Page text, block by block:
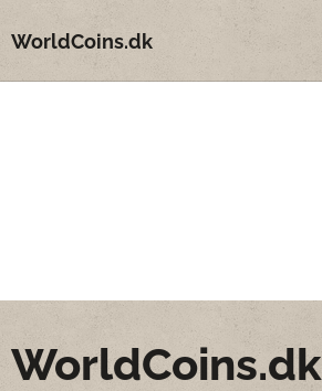
WorldCoins.dk
WorldCoins.dk